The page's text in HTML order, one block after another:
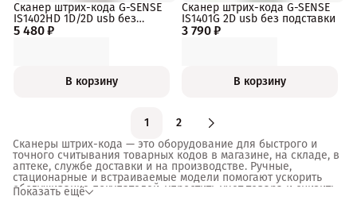
5 480 ₽
Сканер штрих-кода G-SENSE
IS1402HD 1D/2D usb без
подставки
В корзину
3 790 ₽
Сканер штрих-кода G-SENSE
IS1401G 2D usb без подставки
В корзину
1
2
Сканеры штрих-кода — это оборудование для быстрого и
точного считывания товарных кодов в магазине, на складе, в
аптеке, службе доставки и на производстве. Ручные,
стационарные и встраиваемые модели помогают ускорить
обслуживание покупателей, упростить учет товара и снизить
количество ошибок при продаже и приемке продукции.
Показать ещё